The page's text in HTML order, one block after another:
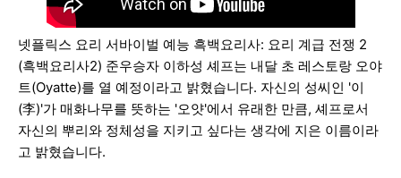
넷플릭스 요리 서바이벌 예능 흑백요리사: 요리 계급 전쟁 2
(흑백요리사2) 준우승자 이하성 셰프는 내달 초 레스토랑 오야
트(Oyatte)를 열 예정이라고 밝혔습니다. 자신의 성씨인 '이
(李)'가 매화나무를 뜻하는 '오얏'에서 유래한 만큼, 셰프로서
자신의 뿌리와 정체성을 지키고 싶다는 생각에 지은 이름이라
고 밝혔습니다.